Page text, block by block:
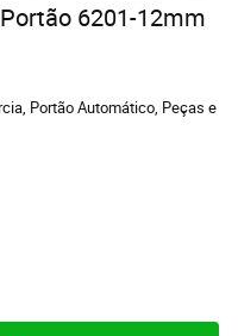
6201-12mm
, Portão Automático, Peças e